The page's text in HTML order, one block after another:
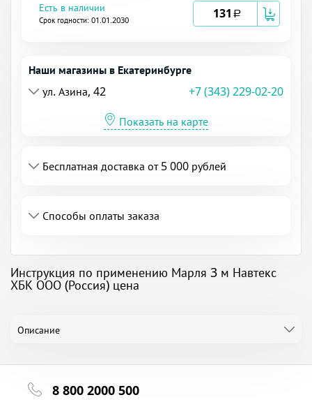
Есть в наличии
Срок годности: 01.01.2030 131 a
Наши магазины в Екатеринбурге
ул. Азина, 42
+7 (343) 229-02-20
Показать на карте
Бесплатная доставка от 5 000 рублей
Способы оплаты заказа
Инструкция по применению Марля 3 м Навтекс
ХБК ООО (Россия) цена
Описание
8 800 2000 500